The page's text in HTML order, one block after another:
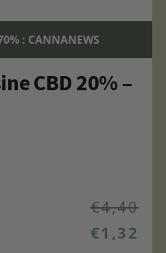
: CANNANEWS
CBD 20% –
€4,40
€1,32